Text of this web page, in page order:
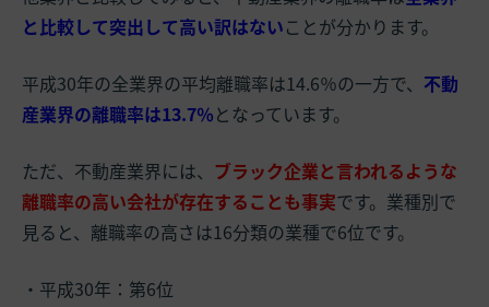
と比較して突出して高い訳はないことが分かります。
平成30年の全業界の平均離職率は14.6％の一方で、 不動
産業界の離職率は13.7％となっています。
ただ、不動産業界には、 ブラック企業と言われるような
離職率の高い会社が存在することも事実です。業種別で
見ると、離職率の高さは16分類の業種で6位です。
・平成30年：第6位